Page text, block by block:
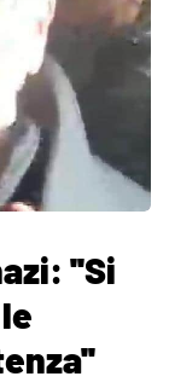
''Si